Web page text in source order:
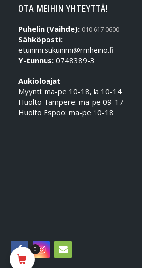
OTA MEIHIN YHTEYTTÄ!
Puhelin (Vaihde): 010 617 0600
Sähköposti:
etunimi.sukunimi@rmheino.fi
Y-tunnus: 0748389-3
Aukioloajat
Myynti: ma-pe 10-18, la 10-14
Huolto Tampere: ma-pe 09-17
Huolto Espoo: ma-pe 10-18
0